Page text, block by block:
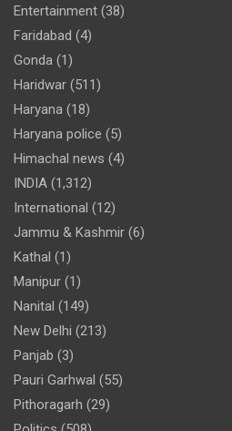
Entertainment (38)
Faridabad (4)
Gonda (1)
Haridwar (511)
Haryana (18)
Haryana police (5)
Himachal news (4)
INDIA (1,312)
International (12)
Jammu & Kashmir (6)
Kathal (1)
Manipur (1)
Nanital (149)
New Delhi (213)
Panjab (3)
Pauri Garhwal (55)
Pithoragarh (29)